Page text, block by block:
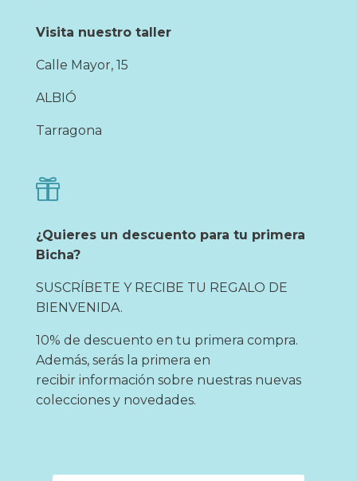
Visita nuestro taller
Calle Mayor, 15
ALBIÓ
Tarragona

¿Quieres un descuento para tu primera
Bicha?
SUSCRÍBETE Y RECIBE TU REGALO DE
BIENVENIDA.
10% de descuento en tu primera compra.
Además, serás la primera en
recibir información sobre nuestras nuevas
colecciones y novedades.